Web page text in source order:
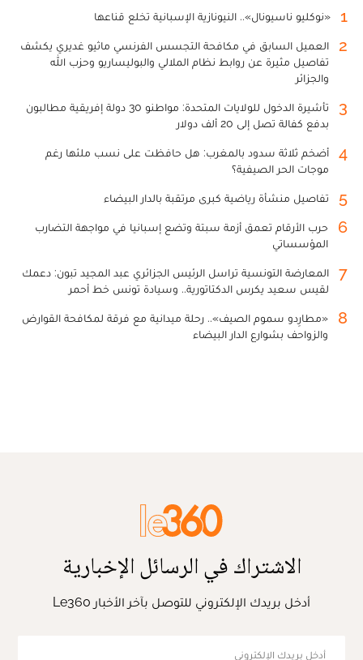
1 «نوكليو ناسيونال».. النيونازية الإسبانية تخلع قناعها
2
العميل السابق في مكافحة التجسس الفرنسي ماثيو غديري يكشف
تفاصيل مثيرة عن روابط نظام الملالي والبوليساريو وحزب الله
والجزائر
3
تأشيرة الدخول للولايات المتحدة: مواطنو 30 دولة إفريقية مطالبون
بدفع كفالة تصل إلى 20 ألف دولار
4
أضخم ثلاثة سدود بالمغرب: هل حافظت على نسب ملئها رغم
موجات الحر الصيفية؟
5 تفاصيل منشأة رياضية كبرى مرتقبة بالدار البيضاء
6
حرب الأرقام تعمق أزمة سبتة وتضع إسبانيا في مواجهة التضارب
المؤسساتي
7
المعارضة التونسية تراسل الرئيس الجزائري عبد المجيد تبون: دعمك
لقيس سعيد يكرس الدكتاتورية.. وسيادة تونس خط أحمر
8
«مطارِدو سموم الصيف».. رحلة ميدانية مع فرقة لمكافحة القوارض
والزواحف بشوارع الدار البيضاء
الاشتراك في الرسائل الإخبارية
أدخل بريدك الإلكتروني للتوصل بآخر الأخبار Le360